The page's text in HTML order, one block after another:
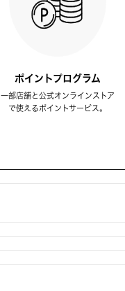
ポイントプログラム
一部店舗と公式オンラインストア
で使えるポイントサービス。